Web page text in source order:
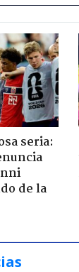
seria:
de la